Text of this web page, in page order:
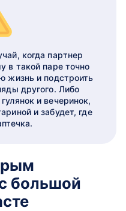
когда партнер
в такой паре точно
жизнь и подстроить
другого. Либо
и вечеринок,
и забудет, где
большой